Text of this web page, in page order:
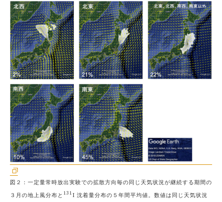
図２：一定量常時放出実験での拡散方向毎の同じ天気状況が継続する期間の
３月の地上風分布と 131 I 沈着量分布の５年間平均値。数値は同じ天気状況